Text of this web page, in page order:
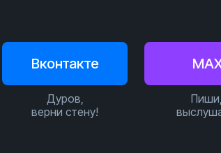
Вконтакте
Дуров,
верни стену!
MAX